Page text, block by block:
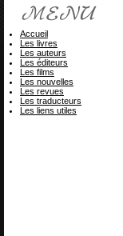
Accueil
Les livres
Les auteurs
Les éditeurs
Les films
Les nouvelles
Les revues
Les traducteurs
Les liens utiles